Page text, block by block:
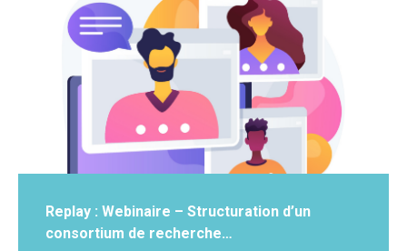
Replay : Webinaire – Structuration d’un
consortium de recherche…